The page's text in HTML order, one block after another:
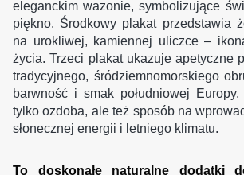
eleganckim wazonie, symbolizujące
piękno. Środkowy plakat przedstawia
na urokliwej, kamiennej uliczce –
życia. Trzeci plakat ukazuje apetyczne
tradycyjnego, śródziemnomorskiego
barwność i smak południowej
tylko ozdoba, ale też sposób na
słonecznej energii i letniego klimatu.
To doskonałe naturalne dodatki